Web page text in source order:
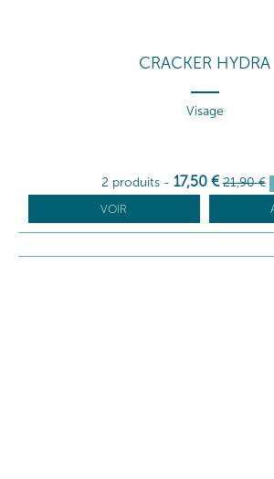
CRACKER HYDRA
Visage
2 produits - 17,50 € 21,90 €
VOIR